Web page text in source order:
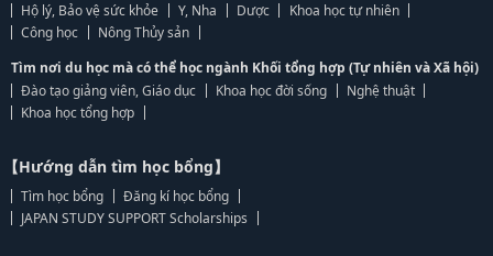
Hộ lý, Bảo vệ sức khỏe
Y, Nha Dược
Khoa học tự nhiên
Công học
Nông Thủy sản
Tìm nơi du học mà có thể học ngành Khối tổng hợp (Tự nhiên và Xã hội)
Đào tạo giảng viên, Giáo dục
Khoa học đời sống
Nghệ thuật
Khoa học tổng hợp
【Hướng dẫn tìm học bổng】
Tìm học bổng
Đăng kí học bổng
JAPAN STUDY SUPPORT Scholarships